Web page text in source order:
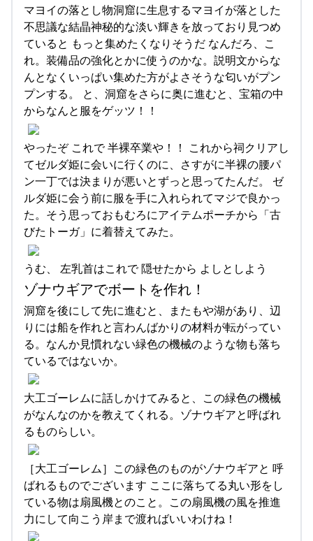
マヨイの落とし物洞窟に生息するマヨイが落とした
不思議な結晶神秘的な淡い輝きを放っており見つめ
ていると もっと集めたくなりそうだ なんだろ、こ
れ。装備品の強化とかに使うのかな。説明文からな
んとなくいっぱい集めた方がよさそうな匂いがプン
プンする。 と、洞窟をさらに奥に進むと、宝箱の中
からなんと服をゲッツ！！
やったぞ これで 半裸卒業や！！ これから祠クリアし
てゼルダ姫に会いに行くのに、さすがに半裸の腰パ
ン一丁では決まりが悪いとずっと思ってたんだ。 ゼ
ルダ姫に会う前に服を手に入れられてマジで良かっ
た。そう思っておもむろにアイテムポーチから「古
びたトーガ」に着替えてみた。
うむ、 左乳首はこれで 隠せたから よしとしよう
ゾナウギアでボートを作れ！
洞窟を後にして先に進むと、またもや湖があり、辺
りには船を作れと言わんばかりの材料が転がってい
る。なんか見慣れない緑色の機械のような物も落ち
ているではないか。
大工ゴーレムに話しかけてみると、この緑色の機械
がなんなのかを教えてくれる。ゾナウギアと呼ばれ
るものらしい。
［大工ゴーレム］この緑色のものがゾナウギアと 呼
ばれるものでございます ここに落ちてる丸い形をし
ている物は扇風機とのこと。この扇風機の風を推進
力にして向こう岸まで渡ればいいわけね！